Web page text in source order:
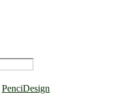
PenciDesign